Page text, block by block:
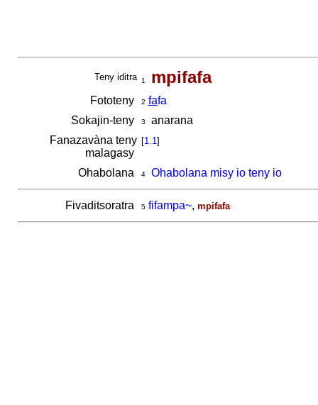
Teny iditra 1 mpifafa
Fototeny 2 fafa
Sokajin-teny
3
anarana
Fanazavàna teny
malagasy
[1.1]
Ohabolana 4 Ohabolana misy io teny io
Fivaditsoratra 5 fifampa~, mpifafa